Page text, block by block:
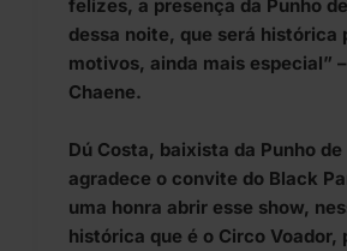
felizes, a presença da Punho
dessa noite, que será histórica
motivos, ainda mais especial”
Chaene.
Dú Costa, baixista da Punho
agradece o convite do Black
uma honra abrir esse show,
histórica que é o Circo Voador,